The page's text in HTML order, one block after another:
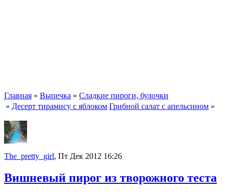
Главная » Выпечка » Сладкие пироги, булочки
« Десерт тирамису с яблоком Грибной салат с апельсином »
The_pretty_girl, Пт Дек 2012 16:26
Вишневый пирог из творожного теста